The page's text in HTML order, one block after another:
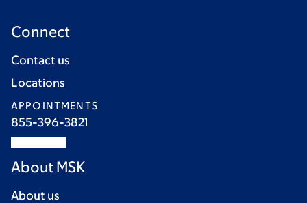
Connect
Contact us
Locations
APPOINTMENTS
855-396-3821
About MSK
About us